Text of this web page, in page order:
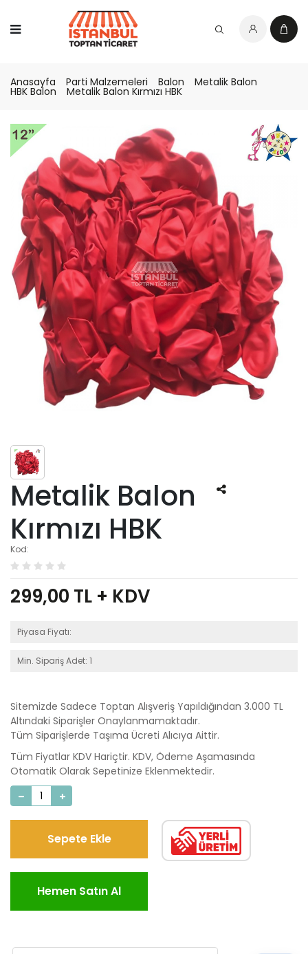
Anasayfa Parti Malzemeleri Balon Metalik Balon
HBK Balon Metalik Balon Kırmızı HBK
Metalik Balon
Kırmızı HBK
Kod:
299,00 TL + KDV
Piyasa Fiyatı:
Min. Sipariş Adet: 1
Sitemizde Sadece Toptan Alışveriş Yapıldığından 3.000 TL
Altındaki Siparişler Onaylanmamaktadır.
Tüm Siparişlerde Taşıma Ücreti Alıcıya Aittir.
Tüm Fiyatlar KDV Hariçtir. KDV, Ödeme Aşamasında
Otomatik Olarak Sepetinize Eklenmektedir.
Sepete Ekle
Hemen Satın Al